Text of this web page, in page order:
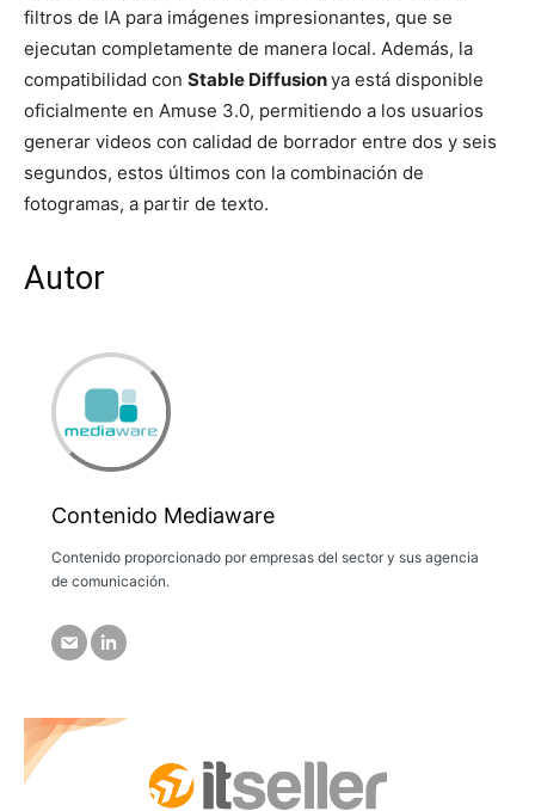
filtros de IA para imágenes impresionantes, que se
ejecutan completamente de manera local. Además, la
compatibilidad con Stable Diffusionya está disponible
oficialmente en Amuse 3.0, permitiendo a los usuarios
generar videos con calidad de borrador entre dos y seis
segundos, estos últimos con la combinación de
fotogramas, a partir de texto.
Autor
Contenido Mediaware
Contenido proporcionado por empresas del sector y sus agencia
de comunicación.